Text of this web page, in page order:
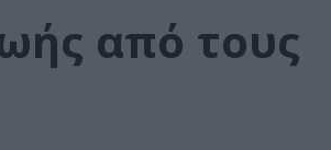
από τους